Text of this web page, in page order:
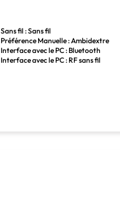
Sans fil : Sans fil
Préférence Manuelle : Ambidextre
Interface avec le PC : Bluetooth
Interface avec le PC : RF sans fil